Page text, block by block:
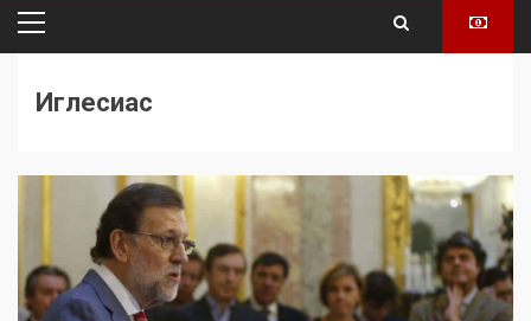
Primary
Иглесиас